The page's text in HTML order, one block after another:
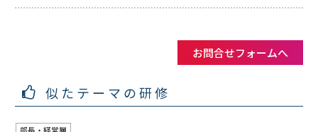
お問合せフォームへ
似たテーマの研修